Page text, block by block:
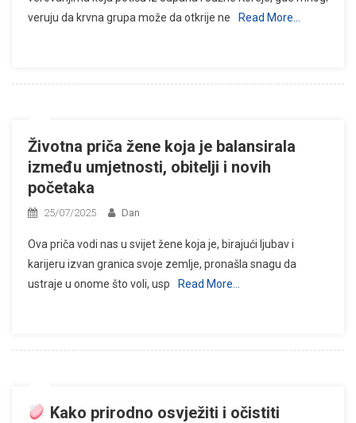
veruju da krvna grupa može da otkrije ne
Read More…
Životna priča žene koja je balansirala
između umjetnosti, obitelji i novih
početaka
25/07/2025 Dan
Ova priča vodi nas u svijet žene koja je, birajući ljubav i
karijeru izvan granica svoje zemlje, pronašla snagu da
ustraje u onome što voli, usp
Read More…
Kako prirodno osvježiti i očistiti